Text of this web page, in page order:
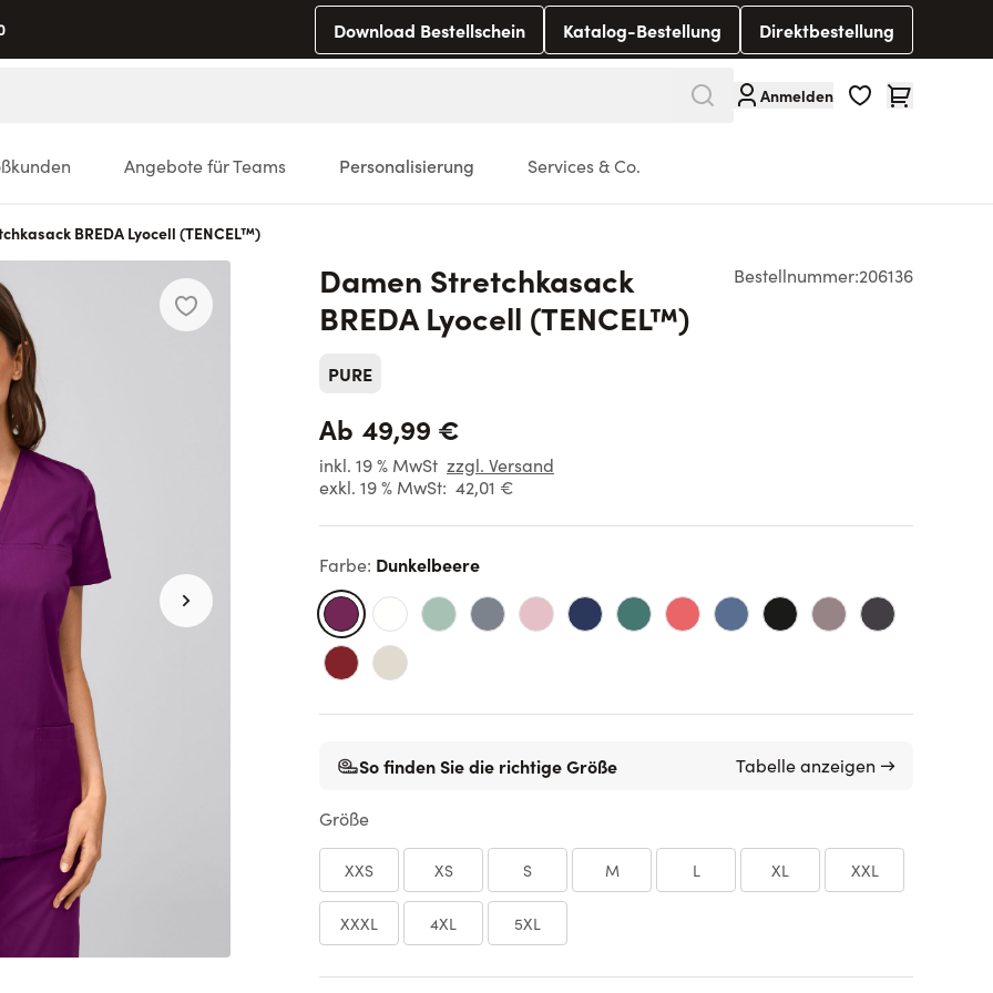
Download Bestellschein Katalog-Bestellung Direktbestellung
Anmelden Warenkorb
Angebote für Teams Personalisierung Services & Co.
BREDA Lyocell (TENCEL™)
Bestellnummer:206136
Damen Stretchkasack
BREDA Lyocell (TENCEL™)
PURE
Ab 49,99 €
inkl. 19 % MwSt zzgl. Versand
exkl. 19 % MwSt: 42,01 €
Farbe: Dunkelbeere
So finden Sie die richtige Größe Tabelle anzeigen →
Größe
XXS XS S M L XL XXL
XXXL 4XL 5XL